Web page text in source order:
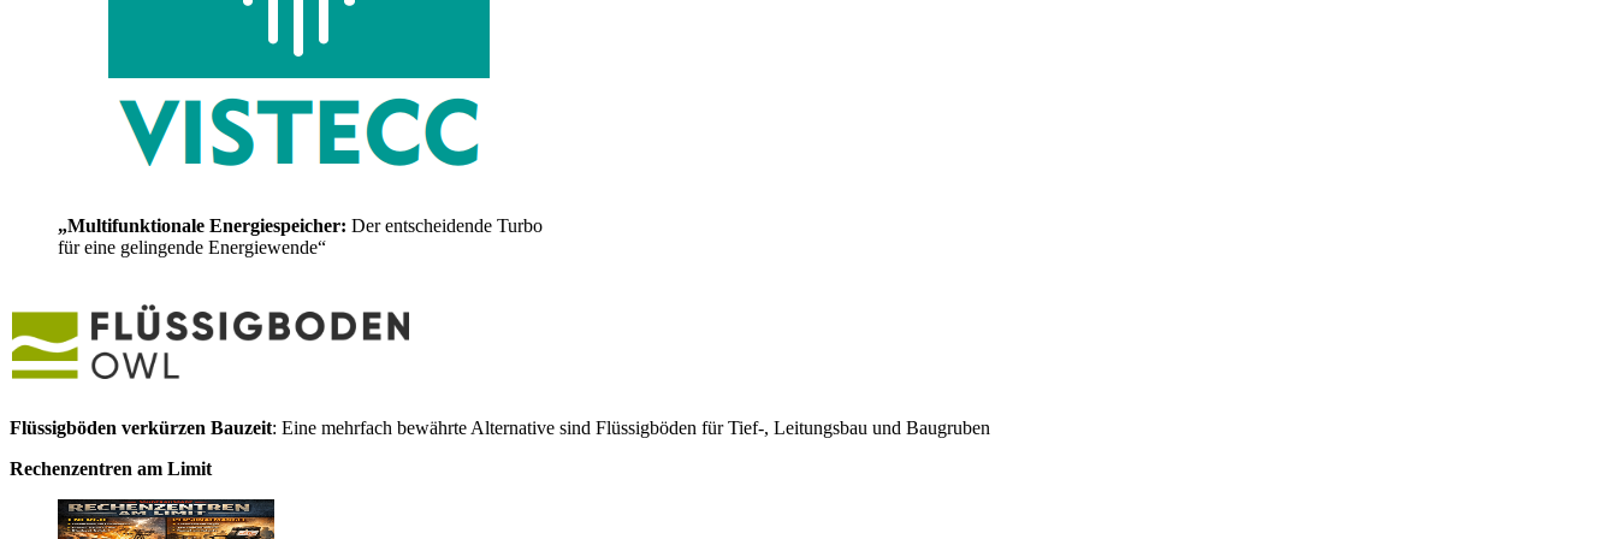
„Multifunktionale Energiespeicher: Der entscheidende Turbo
für eine gelingende Energiewende“
Flüssigböden verkürzen Bauzeit: Eine mehrfach bewährte Alternative sind Flüssigböden für Tief-, Leitungsbau und Baugruben
Rechenzentren am Limit